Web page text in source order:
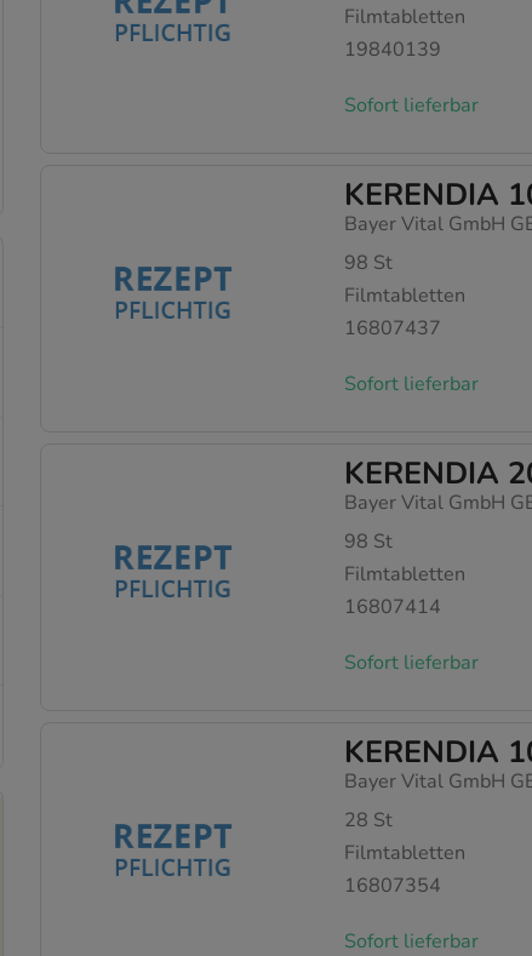
Filmtabletten
19840139
Sofort lieferbar
KERENDIA
Bayer Vital GmbH
98 St
Filmtabletten
16807437
Sofort lieferbar
KERENDIA
Bayer Vital GmbH
98 St
Filmtabletten
16807414
Sofort lieferbar
KERENDIA
Bayer Vital GmbH
28 St
Filmtabletten
16807354
Sofort lieferbar